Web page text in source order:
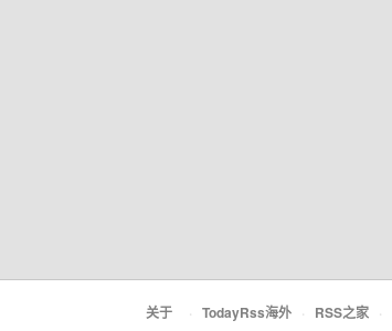
关于 · TodayRss海外 · RSS之家 ·